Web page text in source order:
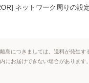
ネットワーク周りの設
島につきましては、送料が発生す
にお届けできない場合があります